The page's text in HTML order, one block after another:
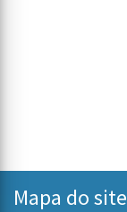
Mapa do site